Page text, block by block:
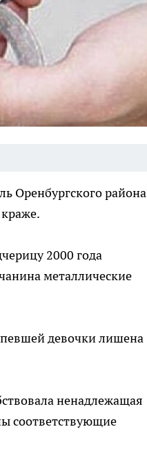
Оренбургского района
2000 года
металлические
девочки лишена
ненадлежащая
соответствующие